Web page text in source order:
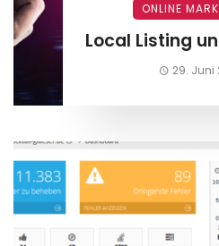
ONLINE
Local Listing
29. Juni